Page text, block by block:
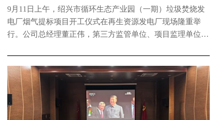
9月11日上午，绍兴市循环生态产业园（一期）垃圾焚烧发
电厂烟气提标项目开工仪式在再生资源发电厂现场隆重举
行。公司总经理董正伟，第三方监管单位、项目监理单位代